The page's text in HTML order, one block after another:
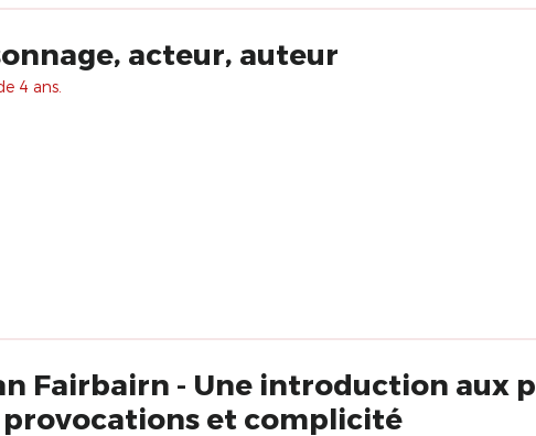
acteur, auteur
4 ans.
Fairbairn - Une introduction aux
provocations et complicité